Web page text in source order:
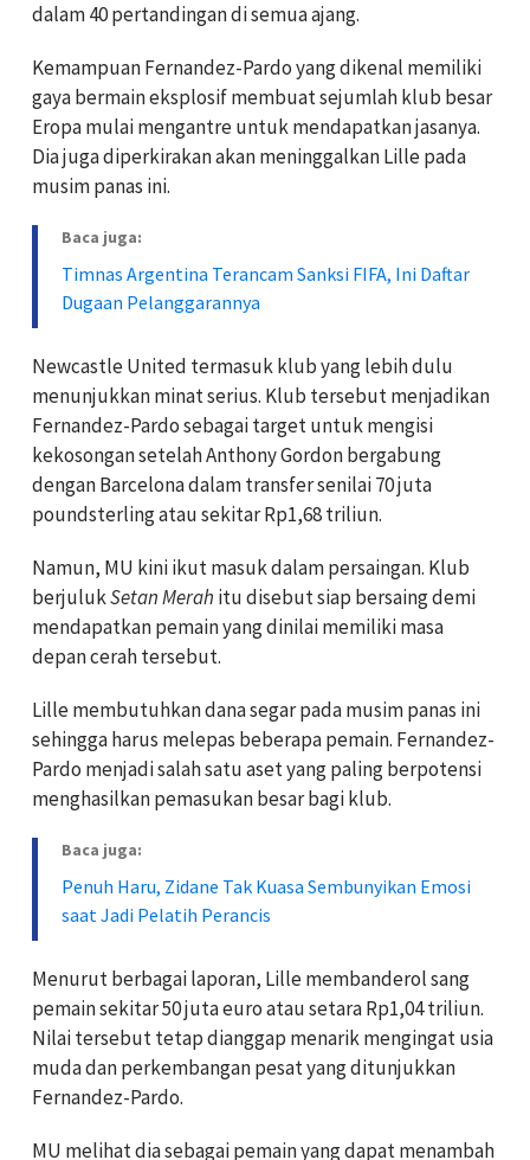
dalam 40 pertandingan di semua ajang.
Kemampuan Fernandez-Pardo yang dikenal memiliki
gaya bermain eksplosif membuat sejumlah klub besar
Eropa mulai mengantre untuk mendapatkan jasanya.
Dia juga diperkirakan akan meninggalkan Lille pada
musim panas ini.
Baca juga:
Timnas Argentina Terancam Sanksi FIFA, Ini Daftar
Dugaan Pelanggarannya
Newcastle United termasuk klub yang lebih dulu
menunjukkan minat serius. Klub tersebut menjadikan
Fernandez-Pardo sebagai target untuk mengisi
kekosongan setelah Anthony Gordon bergabung
dengan Barcelona dalam transfer senilai 70 juta
poundsterling atau sekitar Rp1,68 triliun.
Namun, MU kini ikut masuk dalam persaingan. Klub
berjulukSetan Merah itu disebut siap bersaing demi
mendapatkan pemain yang dinilai memiliki masa
depan cerah tersebut.
Lille membutuhkan dana segar pada musim panas ini
sehingga harus melepas beberapa pemain. Fernandez-
Pardo menjadi salah satu aset yang paling berpotensi
menghasilkan pemasukan besar bagi klub.
Baca juga:
Penuh Haru, Zidane Tak Kuasa Sembunyikan Emosi
saat Jadi Pelatih Perancis
Menurut berbagai laporan, Lille membanderol sang
pemain sekitar 50 juta euro atau setara Rp1,04 triliun.
Nilai tersebut tetap dianggap menarik mengingat usia
muda dan perkembangan pesat yang ditunjukkan
Fernandez-Pardo.
MU melihat dia sebagai pemain yang dapat menambah